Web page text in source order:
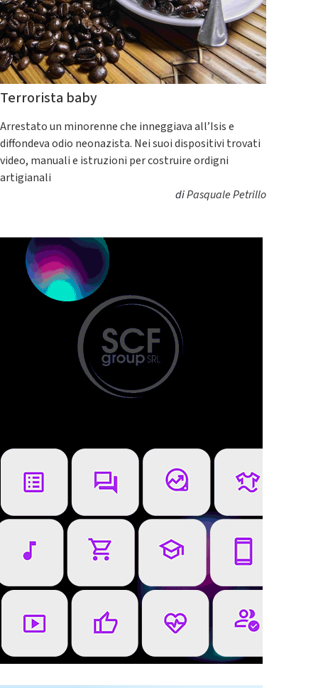
Terrorista baby
Arrestato un minorenne che inneggiava all’Isis e
diffondeva odio neonazista. Nei suoi dispositivi trovati
video, manuali e istruzioni per costruire ordigni
artigianali
diPasquale Petrillo